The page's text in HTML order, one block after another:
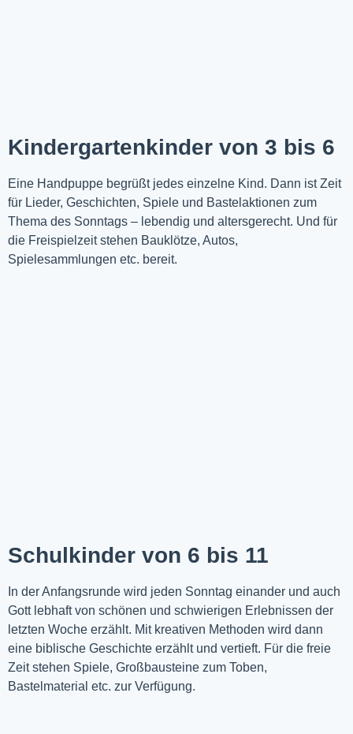
Kindergartenkinder von 3 bis 6
Eine Handpuppe begrüßt jedes einzelne Kind. Dann ist Zeit
für Lieder, Geschichten, Spiele und Bastelaktionen zum
Thema des Sonntags – lebendig und altersgerecht. Und für
die Freispielzeit stehen Bauklötze, Autos,
Spielesammlungen etc. bereit.
Schulkinder von 6 bis 11
In der Anfangsrunde wird jeden Sonntag einander und auch
Gott lebhaft von schönen und schwierigen Erlebnissen der
letzten Woche erzählt. Mit kreativen Methoden wird dann
eine biblische Geschichte erzählt und vertieft. Für die freie
Zeit stehen Spiele, Großbausteine zum Toben,
Bastelmaterial etc. zur Verfügung.